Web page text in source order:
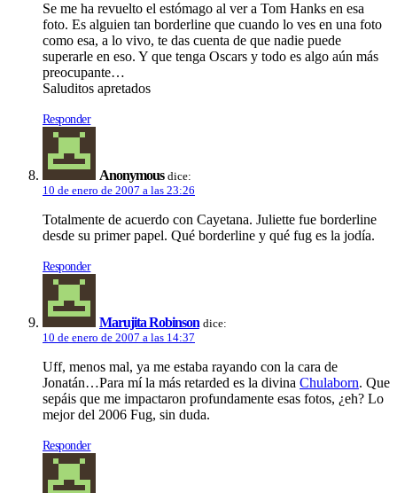
Se me ha revuelto el estómago al ver a Tom Hanks en esa
foto. Es alguien tan borderline que cuando lo ves en una foto
como esa, a lo vivo, te das cuenta de que nadie puede
superarle en eso. Y que tenga Oscars y todo es algo aún más
preocupante…
Saluditos apretados
Responder
Anonymous dice:
10 de enero de 2007 a las 23:26
Totalmente de acuerdo con Cayetana. Juliette fue borderline
desde su primer papel. Qué borderline y qué fug es la jodí­a.
Responder
Marujita Robinson dice:
10 de enero de 2007 a las 14:37
Uff, menos mal, ya me estaba rayando con la cara de
Jonatán…Para mí­ la más retarded es la divina Chulaborn. Que
sepáis que me impactaron profundamente esas fotos, ¿eh? Lo
mejor del 2006 Fug, sin duda.
Responder